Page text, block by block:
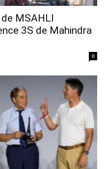
MSAHLI
3S de Mahindra
0